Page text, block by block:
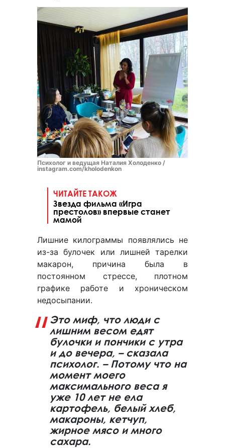
Психолог и ведущая Наталия Холоденко /
instagram.com/kholodenkon
ЧИТАЙТЕ ТАКОЖ
Звезда фильма «Игра
престолов» впервые станет
мамой
Лишние килограммы появлялись не
из-за булочек или лишней тарелки
макарон, причина была в
постоянном стрессе, плотном
графике работе и хроническом
недосыпании.
Это миф, что люди с
лишним весом едят
булочки и пончики с утра
и до вечера, – сказала
психолог. – Потому что на
момент моего
максимального веса я
уже 10 лет не ела
картофель, белый хлеб,
макароны, кетчуп,
жирное мясо и много
сахара.